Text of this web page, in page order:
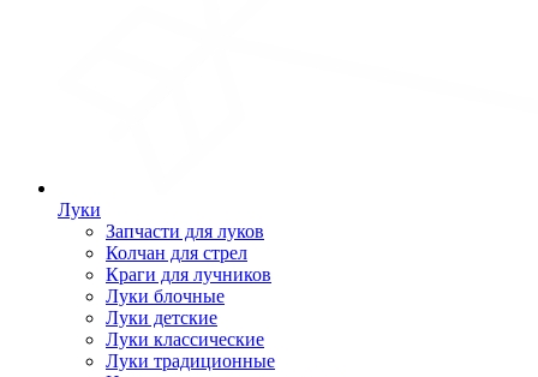
Луки
Запчасти для луков
Колчан для стрел
Краги для лучников
Луки блочные
Луки детские
Луки классические
Луки традиционные